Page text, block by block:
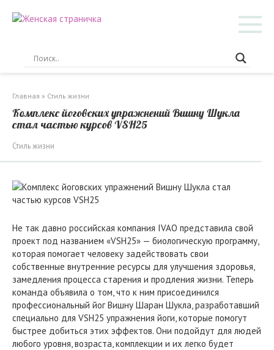
Главная » Стиль жизни
Комплекс йоговских упражнений Вишну Шукла
стал частью курсов VSH25
Стиль жизни
Не так давно российская компания IVAO представила свой
проект под названием «VSH25» — биологическую программу,
которая помогает человеку задействовать свои
собственные внутренние ресурсы для улучшения здоровья,
замедления процесса старения и продления жизни. Теперь
команда объявила о том, что к ним присоединился
профессиональный йог Вишну Шаран Шукла, разработавший
специально для VSH25 упражнения йоги, которые помогут
быстрее добиться этих эффектов. Они подойдут для людей
любого уровня, возраста, комплекции и их легко будет